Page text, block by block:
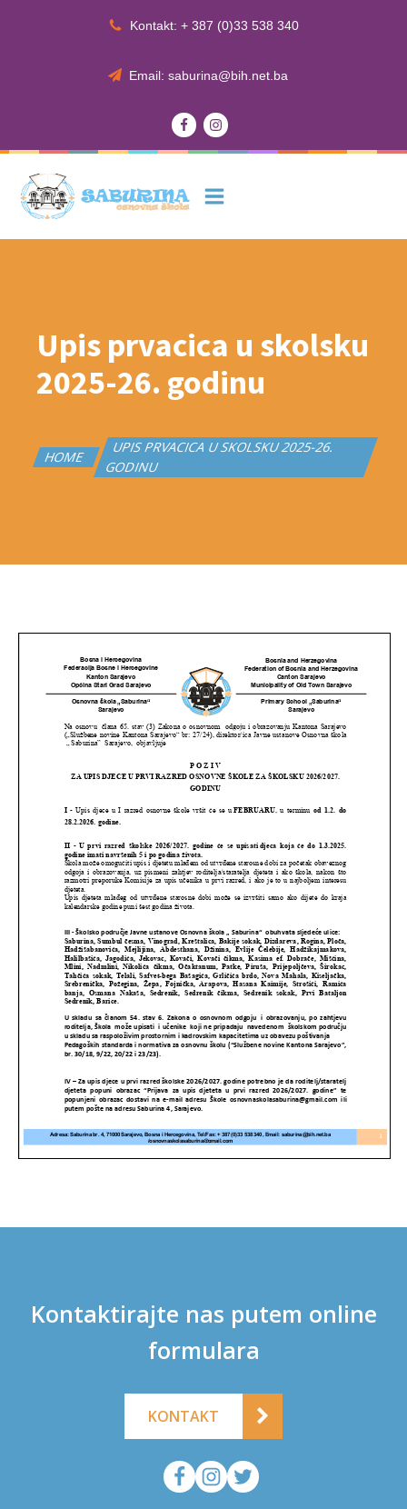
Kontakt: + 387 (0)33 538 340
Email: saburina@bih.net.ba
Upis prvacica u skolsku
2025-26. godinu
HOME
UPIS PRVACICA U SKOLSKU 2025-26.
GODINU
Kontaktirajte nas putem online
formulara
KONTAKT